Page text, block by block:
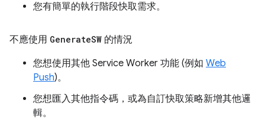
您有簡單的執行階段快取需求。
不應使用 GenerateSW 的情況
您想使用其他 Service Worker 功能 (例如 Web
Push)。
您想匯入其他指令碼，或為自訂快取策略新增其他邏
輯。